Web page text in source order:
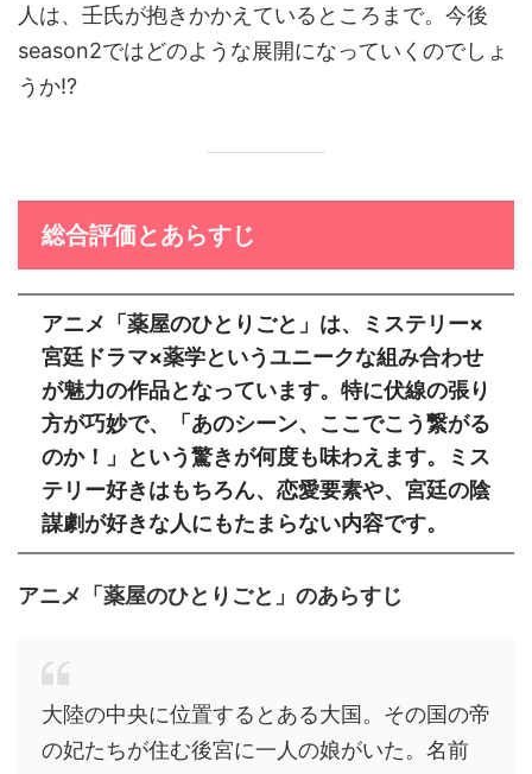
人は、壬氏が抱きかかえているところまで。今後
season2ではどのような展開になっていくのでしょ
うか⁉
総合評価とあらすじ
アニメ「薬屋のひとりごと」は、ミステリー×
宮廷ドラマ×薬学というユニークな組み合わせ
が魅力の作品となっています。特に伏線の張り
方が巧妙で、「あのシーン、ここでこう繋がる
のか！」という驚きが何度も味わえます。ミス
テリー好きはもちろん、恋愛要素や、宮廷の陰
謀劇が好きな人にもたまらない内容です。
アニメ「薬屋のひとりごと」のあらすじ
大陸の中央に位置するとある大国。その国の帝
の妃たちが住む後宮に一人の娘がいた。名前